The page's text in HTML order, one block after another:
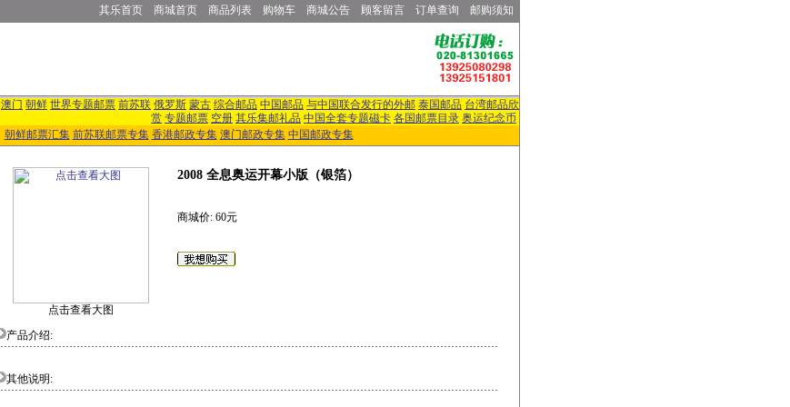
其乐首页 商城首页 商品列表 购物车 商城公告 顾客留言 订单查询 邮购须知
澳门 朝鲜 世界专题邮票 前苏联 俄罗斯 蒙古 综合邮品 中国邮品 与中国联合发行的外邮 泰国邮品 台湾邮品欣
赏 专题邮票 空册 其乐集邮礼品 中国全套专题磁卡 各国邮票目录 奥运纪念币
朝鲜邮票汇集 前苏联邮票专集 香港邮政专集 澳门邮政专集 中国邮政专集
点击查看大图
2008 全息奥运开幕小版（银箔）
商城价: 60元
产品介绍:
其他说明: